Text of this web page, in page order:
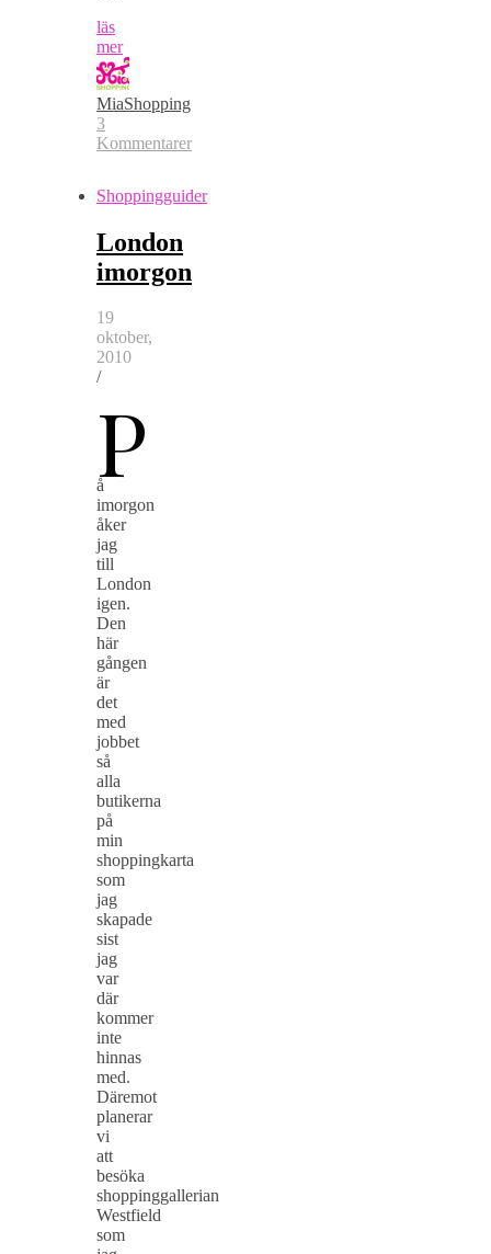
läs
mer
MiaShopping
3
Kommentarer
Shoppingguider
London
imorgon
19
oktober,
2010
/
P
å
imorgon
åker
jag
till
London
igen.
Den
här
gången
är
det
med
jobbet
så
alla
butikerna
på
min
shoppingkarta
som
jag
skapade
sist
jag
var
där
kommer
inte
hinnas
med.
Däremot
planerar
vi
att
besöka
shoppinggallerian
Westfield
som